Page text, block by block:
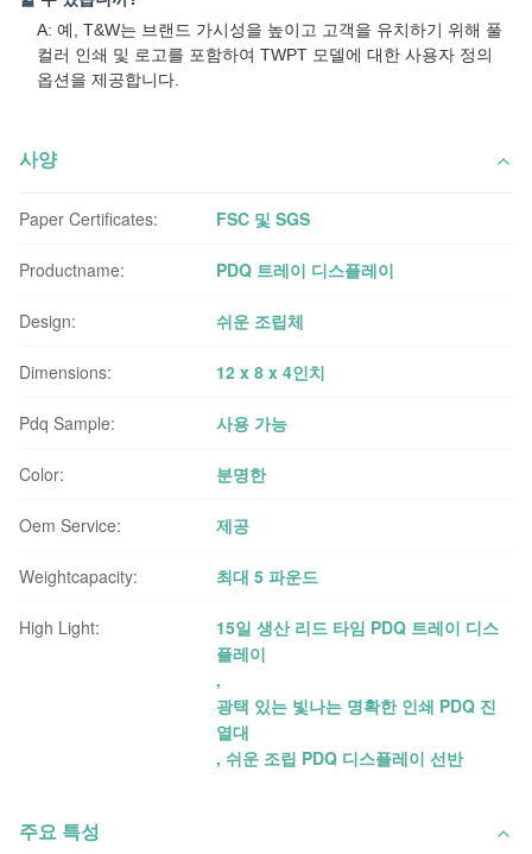
A: 예, T&W는 브랜드 가시성을 높이고 고객을 유치하기 위해 풀
컬러 인쇄 및 로고를 포함하여 TWPT 모델에 대한 사용자 정의
옵션을 제공합니다.
사양
Paper Certificates: FSC 및 SGS
Productname: PDQ 트레이 디스플레이
Design: 쉬운 조립체
Dimensions: 12 x 8 x 4인치
Pdq Sample: 사용 가능
Color: 분명한
Oem Service: 제공
Weightcapacity: 최대 5 파운드
High Light:
15일 생산 리드 타임 PDQ 트레이 디스
플레이
,
광택 있는 빛나는 명확한 인쇄 PDQ 진
열대
, 쉬운 조립 PDQ 디스플레이 선반
주요 특성